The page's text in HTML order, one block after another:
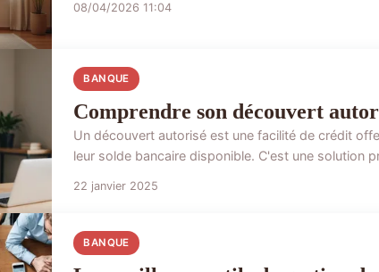
08/04/2026 11:04
BANQUE
Comprendre son découvert
Un découvert autorisé est une facilité de crédit
leur solde bancaire disponible. C'est une solution
22 janvier 2025
BANQUE